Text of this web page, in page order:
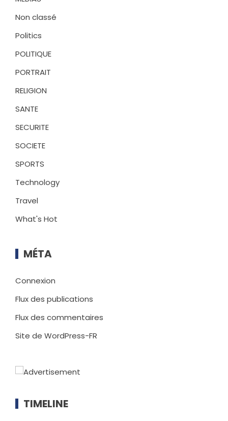
Non classé
Politics
POLITIQUE
PORTRAIT
RELIGION
SANTE
SECURITE
SOCIETE
SPORTS
Technology
Travel
What's Hot
MÉTA
Connexion
Flux des publications
Flux des commentaires
Site de WordPress-FR
TIMELINE